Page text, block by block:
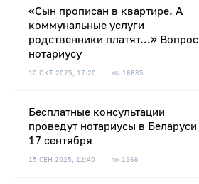
«Сын прописан в квартире. А
коммунальные услуги
родственники платят...» Вопрос
нотариусу
10 ОКТ 2025, 17:20 16635
Бесплатные консультации
проведут нотариусы в Беларуси
17 сентября
15 СЕН 2025, 12:40 1166